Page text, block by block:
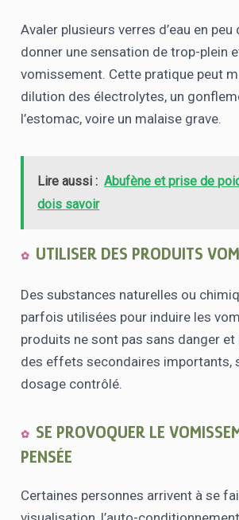
Avaler plusieurs verres d’eau en
donner une sensation de trop-plein
vomissement. Cette pratique peut
dilution des électrolytes, un
l’estomac, voire un malaise grave.
Lire aussi : Abufène et prise de
dois savoir
UTILISER DES PRODUITS
Des substances naturelles ou
parfois utilisées pour induire les
produits ne sont pas sans danger et
des effets secondaires importants,
dosage contrôlé.
SE PROVOQUER LE
PENSÉE
Certaines personnes arrivent à se